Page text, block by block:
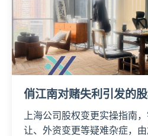
俏江南对赌失利引发的
上海公司股权变更实操指南
让、外资变更等疑难杂症，